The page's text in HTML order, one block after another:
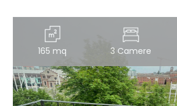
165 mq 3 Camere